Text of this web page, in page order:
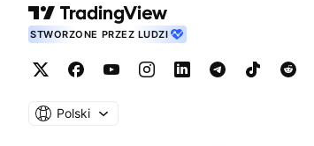
STWORZONE PRZEZ LUDZI
Polski